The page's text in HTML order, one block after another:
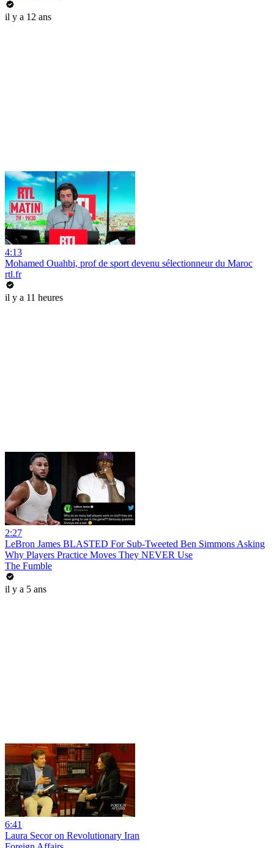
il y a 12 ans
4:13
Mohamed Ouahbi, prof de sport devenu sélectionneur du Maroc
rtl.fr
il y a 11 heures
2:27
LeBron James BLASTED For Sub-Tweeted Ben Simmons Asking
Why Players Practice Moves They NEVER Use
The Fumble
il y a 5 ans
6:41
Laura Secor on Revolutionary Iran